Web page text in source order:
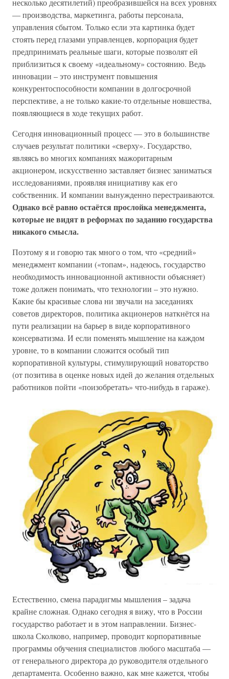
несколько десятилетий) преобразившейся на всех уровнях
— производства, маркетинга, работы персонала,
управления сбытом. Только если эта картинка будет
стоять перед глазами управленцев, корпорация будет
предпринимать реальные шаги, которые позволят ей
приблизиться к своему «идеальному» состоянию. Ведь
инновации – это инструмент повышения
конкурентоспособности компании в долгосрочной
перспективе, а не только какие-то отдельные новшества,
появляющиеся в ходе текущих работ.
Сегодня инновационный процесс — это в большинстве
случаев результат политики «сверху». Государство,
являясь во многих компаниях мажоритарным
акционером, искусственно заставляет бизнес заниматься
исследованиями, проявляя инициативу как его
собственник. И компании вынужденно перестраиваются.
Однако всё равно остаётся прослойка менеджмента,
которые не видят в реформах по заданию государства
никакого смысла.
Поэтому я и говорю так много о том, что «средний»
менеджмент компании («топам», надеюсь, государство
необходимость инновационной активности объясняет)
тоже должен понимать, что технологии – это нужно.
Какие бы красивые слова ни звучали на заседаниях
советов директоров, политика акционеров наткнётся на
пути реализации на барьер в виде корпоративного
консерватизма. И если поменять мышление на каждом
уровне, то в компании сложится особый тип
корпоративной культуры, стимулирующий новаторство
(от позитива в оценке новых идей до желания отдельных
работников пойти «поизобретать» что-нибудь в гараже).
Естественно, смена парадигмы мышления – задача
крайне сложная. Однако сегодня я вижу, что в России
государство работает и в этом направлении. Бизнес-
школа Сколково, например, проводит корпоративные
программы обучения специалистов любого масштаба —
от генерального директора до руководителя отдельного
департамента. Особенно важно, как мне кажется, чтобы